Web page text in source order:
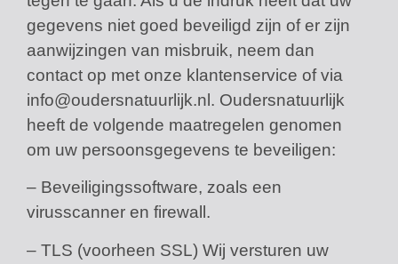
gegevens niet goed beveiligd zijn of er zijn
aanwijzingen van misbruik, neem dan
contact op met onze klantenservice of via
info@oudersnatuurlijk.nl. Oudersnatuurlijk
heeft de volgende maatregelen genomen
om uw persoonsgegevens te beveiligen:
– Beveiligingssoftware, zoals een
virusscanner en firewall.
– TLS (voorheen SSL) Wij versturen uw